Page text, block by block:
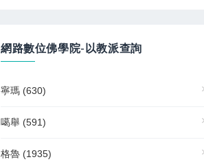
網路數位佛學院-以教派查詢
寧瑪 (630)
噶舉 (591)
格魯 (1935)